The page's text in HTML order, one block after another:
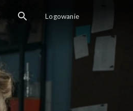
Logowanie